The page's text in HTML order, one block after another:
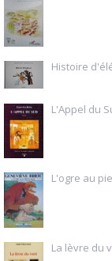
Histoire
L'Appel du
L'ogre au
La lèvre du